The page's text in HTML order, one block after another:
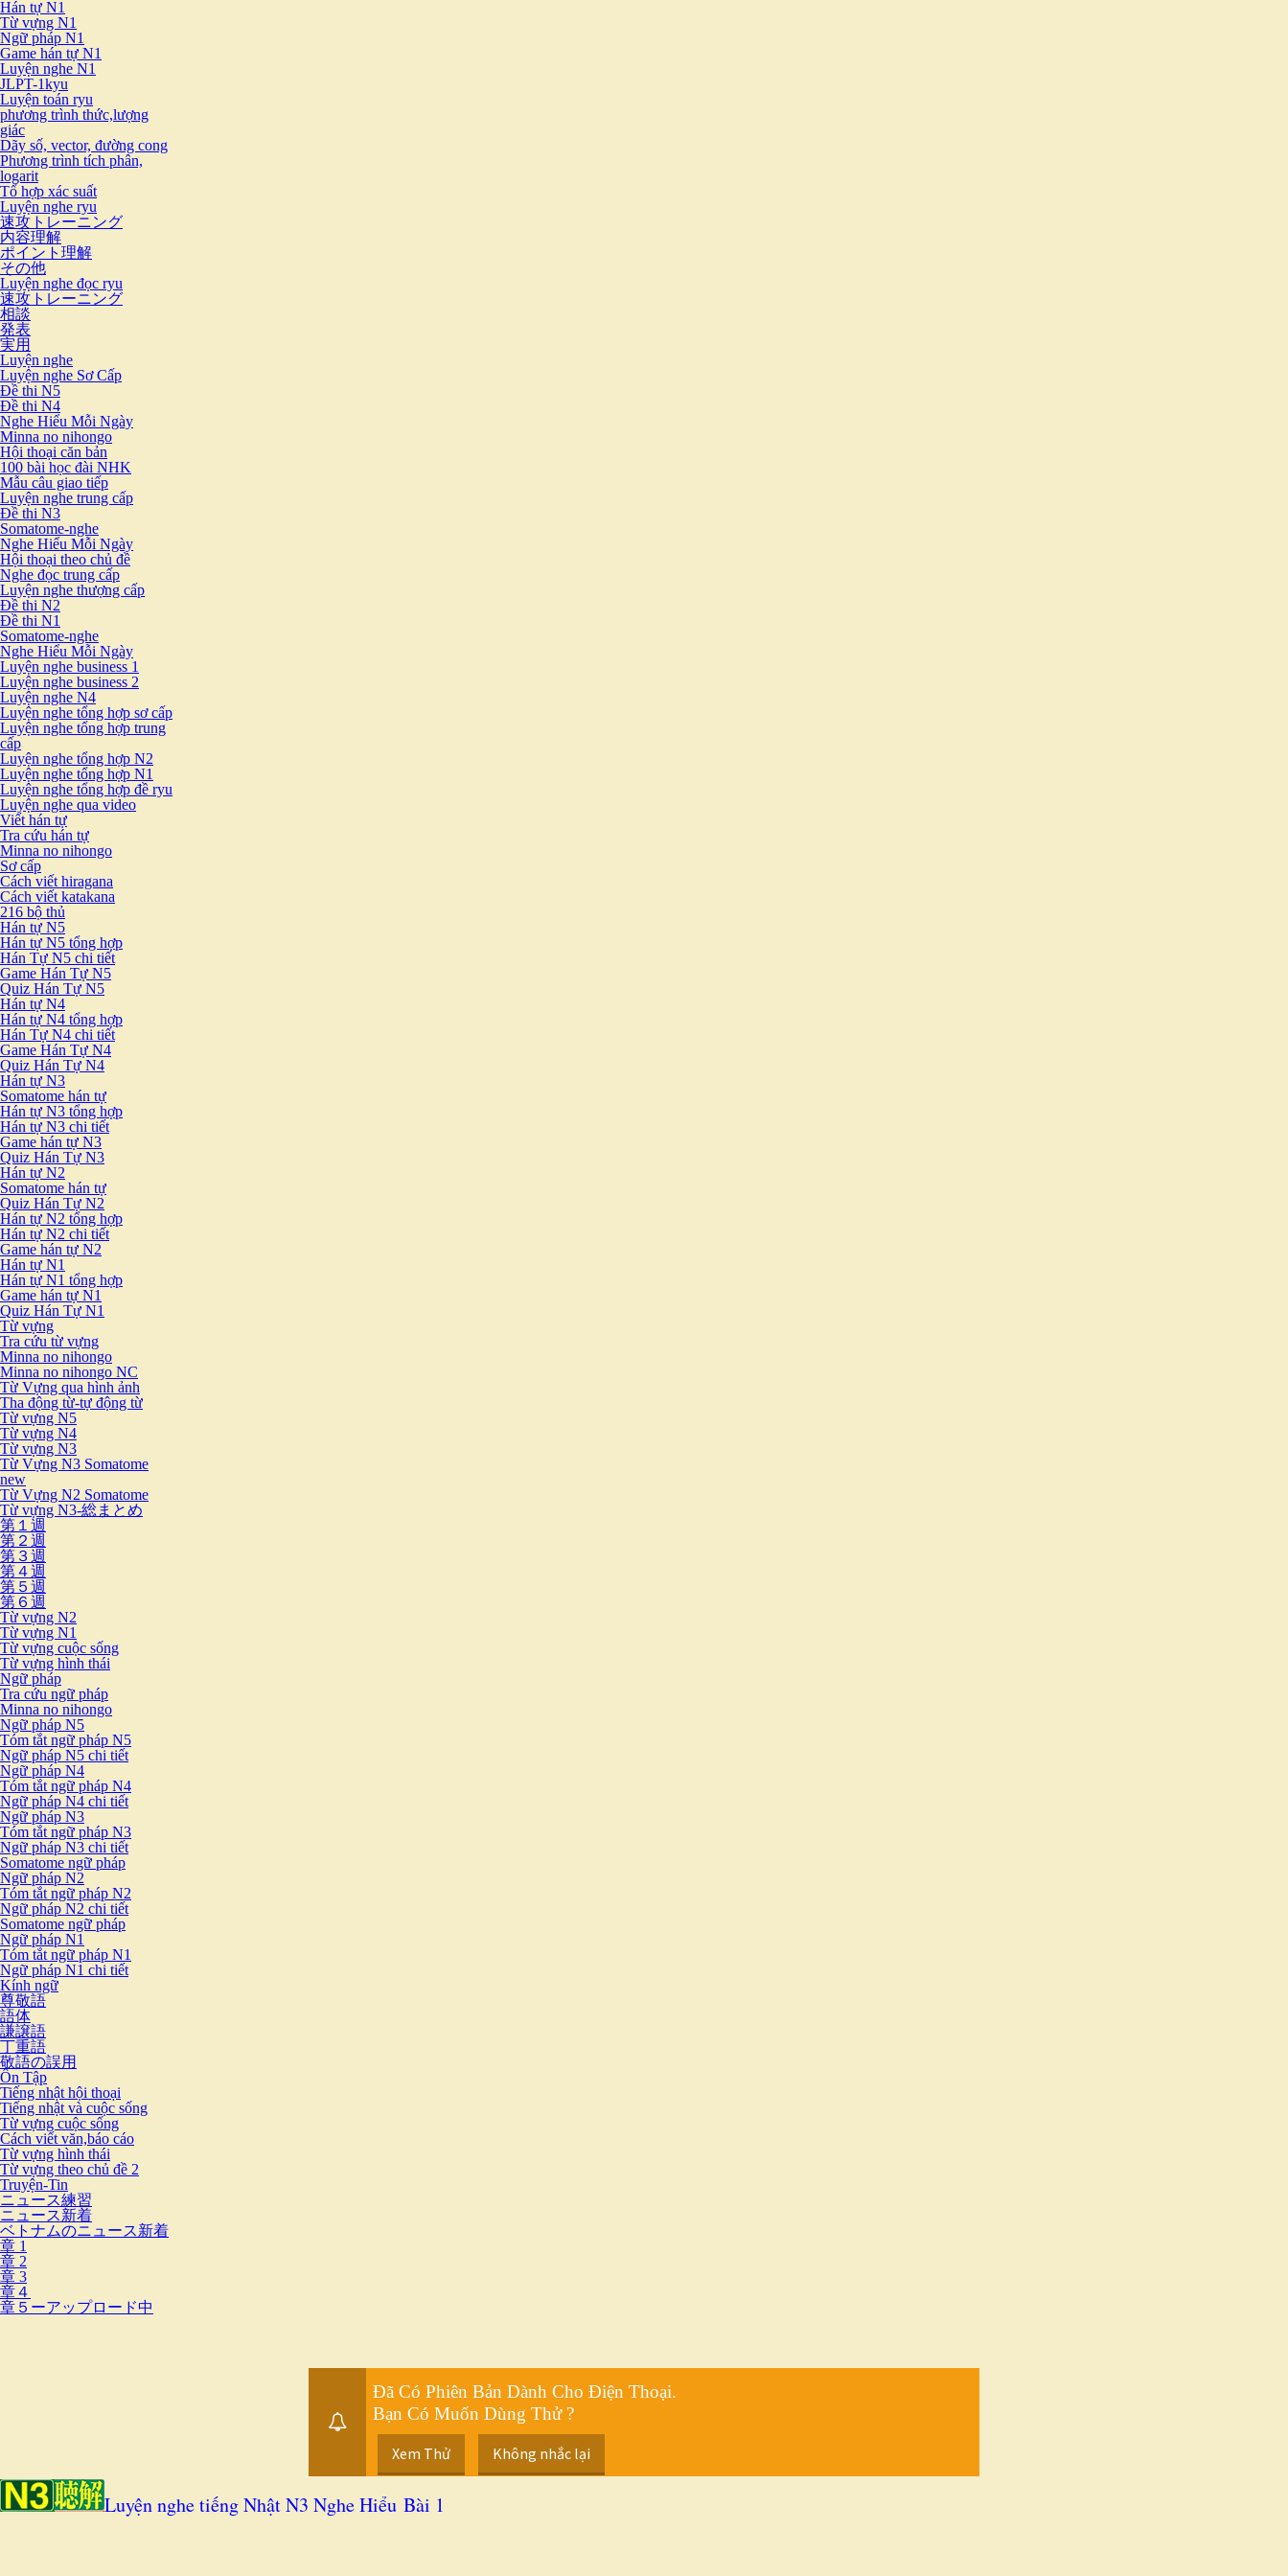
Hán tự N1
Từ vựng N1
Ngữ pháp N1
Game hán tự N1
Luyện nghe N1
JLPT-1kyu
Luyện toán ryu
phương trình thức,lượng
giác
Dãy số, vector, đường cong
Phương trình tích phân,
logarit
Tổ hợp xác suất
Luyện nghe ryu
速攻トレーニング
内容理解
ポイント理解
その他
Luyện nghe đọc ryu
速攻トレーニング
相談
発表
実用
Luyện nghe
Luyện nghe Sơ Cấp
Đề thi N5
Đề thi N4
Nghe Hiểu Mỗi Ngày
Minna no nihongo
Hội thoại căn bản
100 bài học đài NHK
Mẫu câu giao tiếp
Luyện nghe trung cấp
Đề thi N3
Somatome-nghe
Nghe Hiểu Mỗi Ngày
Hội thoại theo chủ đề
Nghe đọc trung cấp
Luyện nghe thượng cấp
Đề thi N2
Đề thi N1
Somatome-nghe
Nghe Hiểu Mỗi Ngày
Luyện nghe business 1
Luyện nghe business 2
Luyện nghe N4
Luyện nghe tổng hợp sơ cấp
Luyện nghe tổng hợp trung
cấp
Luyện nghe tổng hợp N2
Luyện nghe tổng hợp N1
Luyện nghe tổng hợp đề ryu
Luyện nghe qua video
Viết hán tự
Tra cứu hán tự
Minna no nihongo
Sơ cấp
Cách viết hiragana
Cách viết katakana
216 bộ thủ
Hán tự N5
Hán tự N5 tổng hợp
Hán Tự N5 chi tiết
Game Hán Tự N5
Quiz Hán Tự N5
Hán tự N4
Hán tự N4 tổng hợp
Hán Tự N4 chi tiết
Game Hán Tự N4
Quiz Hán Tự N4
Hán tự N3
Somatome hán tự
Hán tự N3 tổng hợp
Hán tự N3 chi tiết
Game hán tự N3
Quiz Hán Tự N3
Hán tự N2
Somatome hán tự
Quiz Hán Tự N2
Hán tự N2 tổng hợp
Hán tự N2 chi tiết
Game hán tự N2
Hán tự N1
Hán tự N1 tổng hợp
Game hán tự N1
Quiz Hán Tự N1
Từ vựng
Tra cứu từ vựng
Minna no nihongo
Minna no nihongo NC
Từ Vựng qua hình ảnh
Tha động từ-tự động từ
Từ vựng N5
Từ vựng N4
Từ vựng N3
Từ Vựng N3 Somatome
new
Từ Vựng N2 Somatome
Từ vựng N3-総まとめ
第１週
第２週
第３週
第４週
第５週
第６週
Từ vựng N2
Từ vựng N1
Từ vựng cuộc sống
Từ vựng hình thái
Ngữ pháp
Tra cứu ngữ pháp
Minna no nihongo
Ngữ pháp N5
Tóm tắt ngữ pháp N5
Ngữ pháp N5 chi tiết
Ngữ pháp N4
Tóm tắt ngữ pháp N4
Ngữ pháp N4 chi tiết
Ngữ pháp N3
Tóm tắt ngữ pháp N3
Ngữ pháp N3 chi tiết
Somatome ngữ pháp
Ngữ pháp N2
Tóm tắt ngữ pháp N2
Ngữ pháp N2 chi tiết
Somatome ngữ pháp
Ngữ pháp N1
Tóm tắt ngữ pháp N1
Ngữ pháp N1 chi tiết
Kính ngữ
尊敬語
語体
謙譲語
丁重語
敬語の誤用
Ôn Tập
Tiếng nhật hội thoại
Tiếng nhật và cuộc sống
Từ vựng cuộc sống
Cách viết văn,báo cáo
Từ vựng hình thái
Từ vựng theo chủ đề 2
Truyện-Tin
ニュース練習
ニュース新着
ベトナムのニュース新着
章 1
章 2
章 3
章４
章５ーアップロード中
Đã Có Phiên Bản Dành Cho Điện Thoại.
Bạn Có Muốn Dùng Thử ?
Xem Thử Không nhắc lại
Luyện nghe tiếng Nhật N3 Nghe Hiểu Bài 1